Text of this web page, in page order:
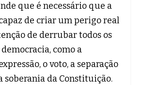
que é necessário que a
de criar um perigo real
de derrubar todos os
como a
o voto, a separação
soberania da Constituição.